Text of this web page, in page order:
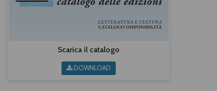
Scarica il catalogo
DOWNLOAD